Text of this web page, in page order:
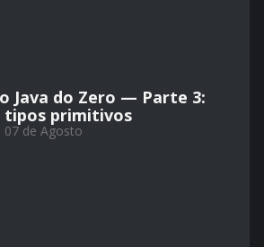
Java do Zero — Parte 3:
tipos primitivos
07 de Agosto